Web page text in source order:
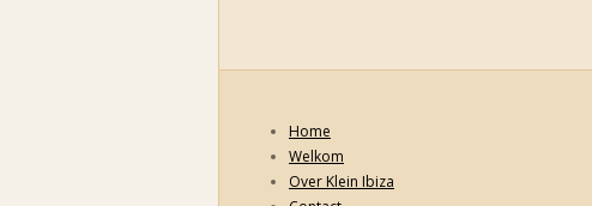
Home
Welkom
Over Klein Ibiza